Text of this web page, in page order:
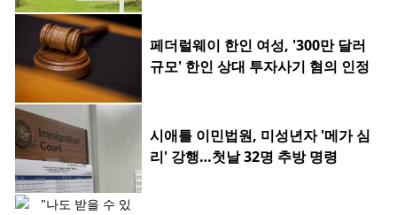
페더럴웨이 한인 여성, '300만 달러
규모' 한인 상대 투자사기 혐의 인정
시애틀 이민법원, 미성년자 '메가 심
리' 강행…첫날 32명 추방 명령